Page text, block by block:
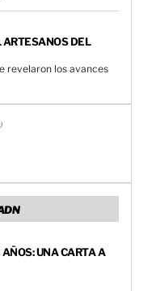
ARTESANOS DEL
revelaron los avances
UNA CARTA A